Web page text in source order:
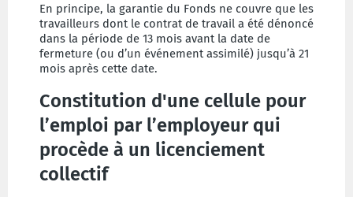
En principe, la garantie du Fonds ne couvre que les
travailleurs dont le contrat de travail a été dénoncé
dans la période de 13 mois avant la date de
fermeture (ou d’un événement assimilé) jusqu’à 21
mois après cette date.
Constitution d'une cellule pour
l’emploi par l’employeur qui
procède à un licenciement
collectif